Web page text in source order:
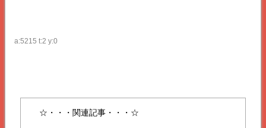
a:5215 t:2 y:0
☆・・・関連記事・・・☆